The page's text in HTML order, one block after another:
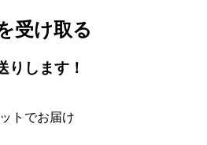
受け取る
りします！
トでお届け